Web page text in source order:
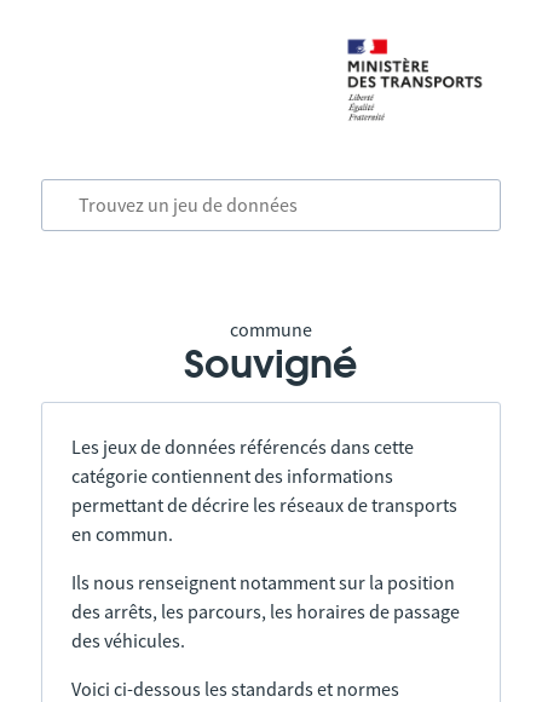
commune
Souvigné
Les jeux de données référencés dans cette
catégorie contiennent des informations
permettant de décrire les réseaux de transports
en commun.
Ils nous renseignent notamment sur la position
des arrêts, les parcours, les horaires de passage
des véhicules.
Voici ci-dessous les standards et normes